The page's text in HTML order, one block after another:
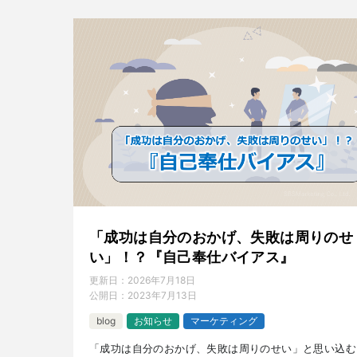
「成功は自分のおかげ、失敗は周りのせ
い」！？『自己奉仕バイアス』
更新日： 2026年7月18日
公開日： 2023年7月13日
blog お知らせ マーケティング
「成功は自分のおかげ、失敗は周りのせい」と思い込